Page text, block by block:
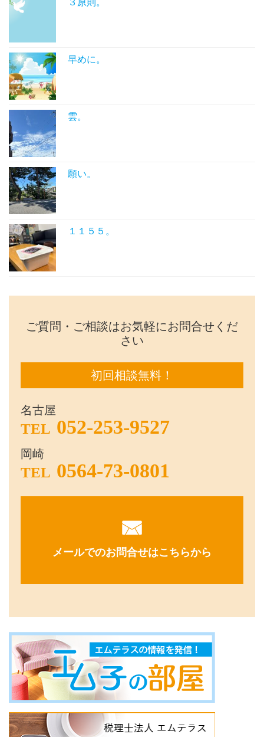
３原則。
早めに。
雲。
願い。
１１５５。
ご質問・ご相談はお気軽にお問合せくだ
さい
初回相談無料！
名古屋
TEL 052-253-9527
岡崎
TEL 0564-73-0801
メールでのお問合せはこちらから